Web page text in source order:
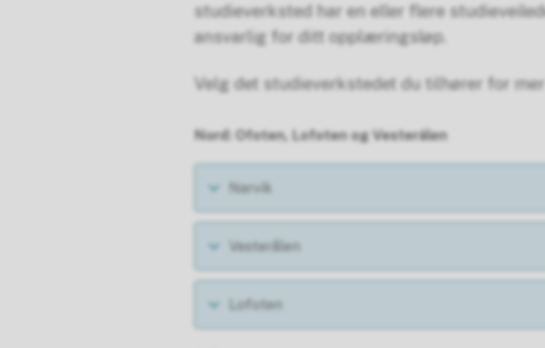
studieverksted har en eller flere
ansvarlig for ditt opplæringsløp.
Velg det studieverkstedet du tilhører for
Nord: Ofoten, Lofoten og Vesterålen
Narvik
Vesterålen
Lofoten